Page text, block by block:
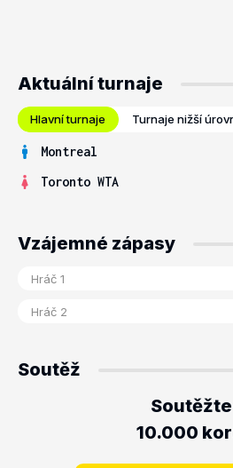
Aktuální turnaje
Hlavní turnaje Turnaje nižší
Montreal
Toronto WTA
Vzájemné zápasy
Soutěž
10.000